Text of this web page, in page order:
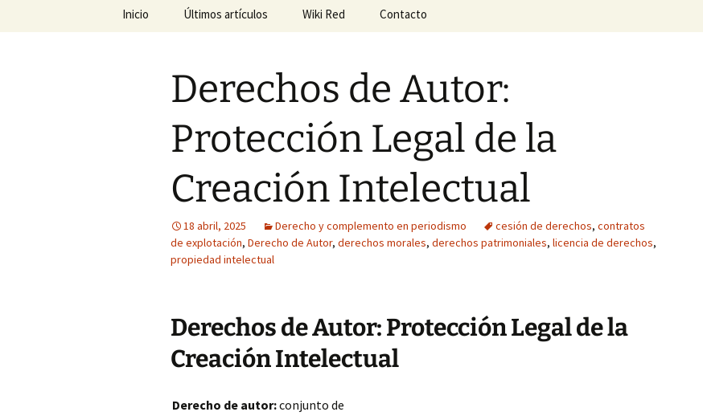
Inicio Últimos artículos Wiki Red Contacto
Derechos de Autor:
Protección Legal de la
Creación Intelectual
18 abril, 2025 Derecho y complemento en periodismo cesión de derechos, contratos
de explotación, Derecho de Autor, derechos morales, derechos patrimoniales, licencia de derechos,
propiedad intelectual
Derechos de Autor: Protección Legal de la
Creación Intelectual
Derecho de autor:conjunto de